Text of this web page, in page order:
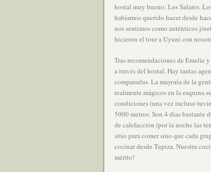
hostal muy bueno: Los Salares.
habíamos querido hacer desde
nos sentimos como auténticos
hicieron el tour a Uyuni con
Tras recomendaciones de Emelie
a través del hostal. Hay tantas
compararlas. La mayoría de la
realmente mágicos en la esquina
condiciones (una vez incluso
5000 metros. Son 4 días bastante
de calefacción (por la noche las
sitio para comer sino que cada
cocinar desde Tupiza. Nuestra
mérito!